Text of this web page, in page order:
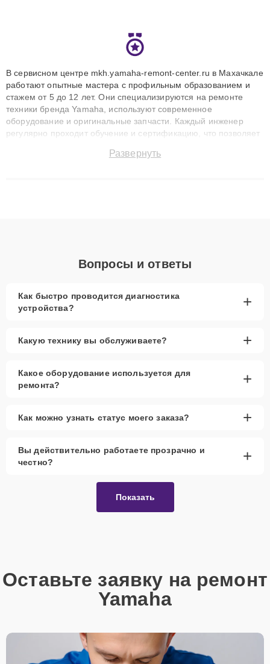
В сервисном центре mkh.yamaha-remont-center.ru в Махачкале
работают опытные мастера с профильным образованием и
стажем от 5 до 12 лет. Они специализируются на ремонте
техники бренда Yamaha, используют современное
оборудование и оригинальные запчасти. Каждый инженер
регулярно проходит обучение и сертификацию, что позволяет
технику с сохранением гарантии до 3 лет. Наши мастера
Развернуть
Вопросы и ответы
Как быстро проводится диагностика
устройства?
+
Какую технику вы обслуживаете? +
Какое оборудование используется для
ремонта?
+
Как можно узнать статус моего заказа? +
Вы действительно работаете прозрачно и
честно?
+
Показать
Оставьте заявку на ремонт
Yamaha